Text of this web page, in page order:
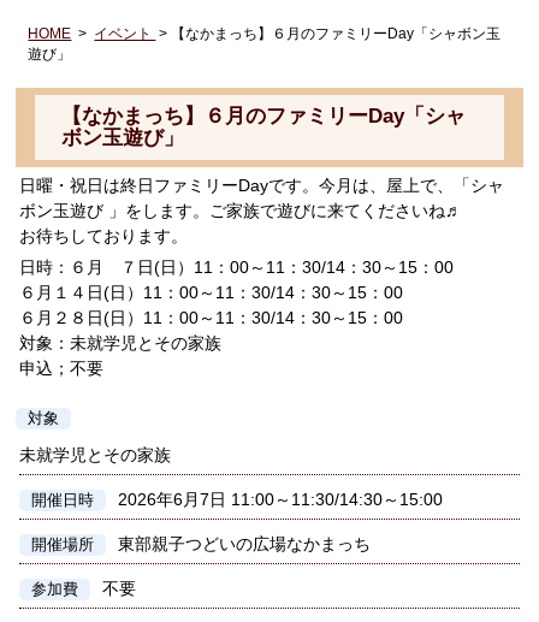
検
HOME > イベント
> 【なかまっち】６月のファミリーDay「シャボン玉
遊び」
【なかまっち】６月のファミリーDay「シャ
ボン玉遊び」
日曜・祝日は終日ファミリーDayです。今月は、屋上で、「シャ
ボン玉遊び 」をします。ご家族で遊びに来てくださいね♬
お待ちしております。
日時：６月 ７日(日）11：00～11：30/14：30～15：00
６月１４日(日）11：00～11：30/14：30～15：00
６月２８日(日）11：00～11：30/14：30～15：00
対象：未就学児とその家族
申込；不要
対象
未就学児とその家族
開催日時 2026年6月7日 11:00～11:30/14:30～15:00
開催場所 東部親子つどいの広場なかまっち
参加費 不要